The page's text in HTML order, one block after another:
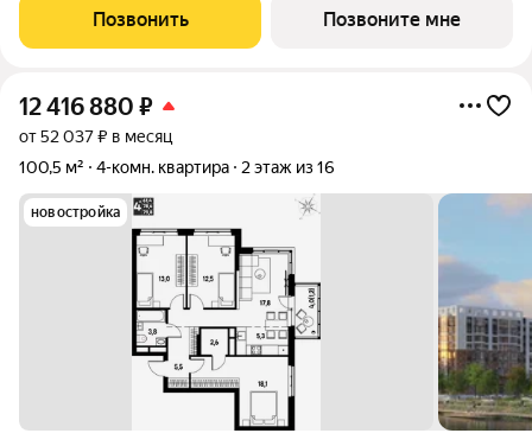
лесопарком. В комплексе представлены квартиры с потолками
3 метра, в которых предусмотрены
Позвонить Позвоните мне
12 416 880 ₽
от 52 037 ₽ в месяц
100,5 м²
4-комн. квартира 2 этаж из 16
новостройка